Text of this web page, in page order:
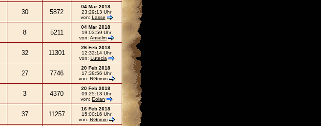
30 5872
04 Mar 2018
23:29:13 Uhr
von: Lasse
8 5211
04 Mar 2018
19:03:59 Uhr
von: Anselm
32 11301
26 Feb 2018
12:32:14 Uhr
von: Lutecia
27 7746
20 Feb 2018
17:38:56 Uhr
von: RGrimm
3 4370
20 Feb 2018
09:25:13 Uhr
von: Eolan
37 11257
16 Feb 2018
15:00:16 Uhr
von: RGrimm